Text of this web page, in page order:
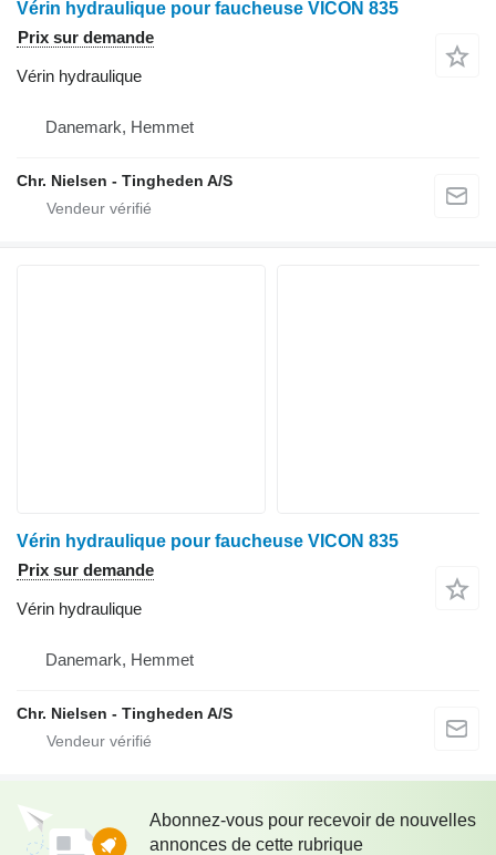
Vérin hydraulique pour faucheuse VICON 835
Prix sur demande
Vérin hydraulique
Danemark, Hemmet
Chr. Nielsen - Tingheden A/S
Vérin hydraulique pour faucheuse VICON 835
Prix sur demande
Vérin hydraulique
Danemark, Hemmet
Chr. Nielsen - Tingheden A/S
Abonnez-vous pour recevoir de nouvelles
annonces de cette rubrique